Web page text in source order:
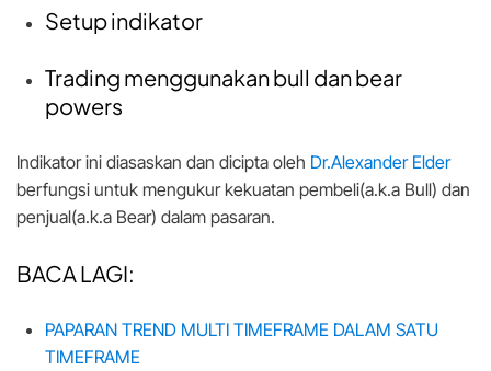
Setup indikator
Trading menggunakan bull dan bear
powers
Indikator ini diasaskan dan dicipta oleh Dr.Alexander Elder
berfungsi untuk mengukur kekuatan pembeli(a.k.a Bull) dan
penjual(a.k.a Bear) dalam pasaran.
BACA LAGI:
PAPARAN TREND MULTI TIMEFRAME DALAM SATU
TIMEFRAME